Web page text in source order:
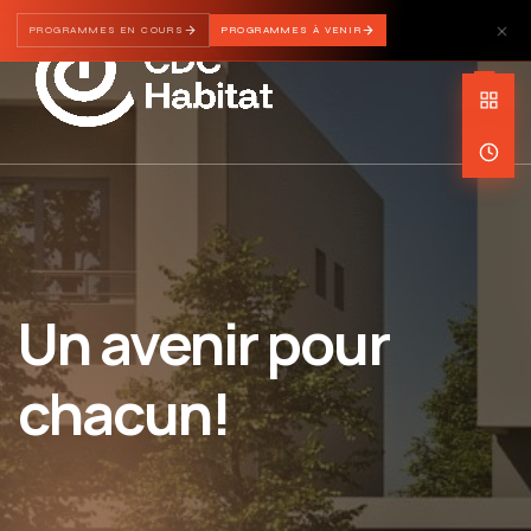
Un avenir pour
chacun!
PROGRAMMES EN COURS PROGRAMMES À VENIR